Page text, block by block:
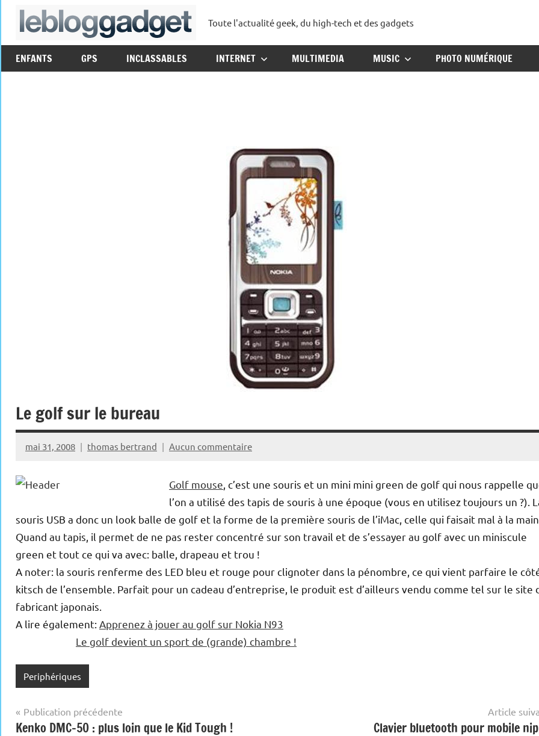
Aller
lebloggadget
Toute l'actualité geek, du high-tech et des gadgets
ENFANTS GPS INCLASSABLES INTERNET MULTIMEDIA MUSIC PHOTO NUMÉRIQUE
Le golf sur le bureau
mai 31, 2008 thomas bertrand Aucun commentaire
Golf mouse , c’est une souris et un mini mini green de golf qui nous rappelle
l’on a utilisé des tapis de souris à une époque (vous en utilisez toujours un ?).
souris USB a donc un look balle de golf et la forme de la première souris de l’iMac, celle qui faisait mal à la main.
Quand au tapis, il permet de ne pas rester concentré sur son travail et de s’essayer au golf avec un miniscule
green et tout ce qui va avec: balle, drapeau et trou !
A noter: la souris renferme des LED bleu et rouge pour clignoter dans la pénombre, ce qui vient parfaire le
kitsch de l’ensemble. Parfait pour un cadeau d’entreprise, le produit est d’ailleurs vendu comme tel sur le site
fabricant japonais.
A lire également: Apprenez à jouer au golf sur Nokia N93
Le golf devient un sport de (grande) chambre !
Periphériques
Navigation
de
Publication précédente
Kenko DMC-50 : plus loin que le Kid Tough !
Article
Clavier bluetooth pour mobile